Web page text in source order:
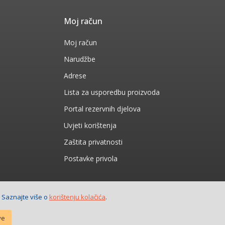
Moj račun
Moj račun
Narudžbe
Adrese
Lista za usporedbu proizvoda
Portal rezervnih djelova
Uvjeti korištenja
Zaštita privatnosti
Postavke privola
više o korištenju kolačića.